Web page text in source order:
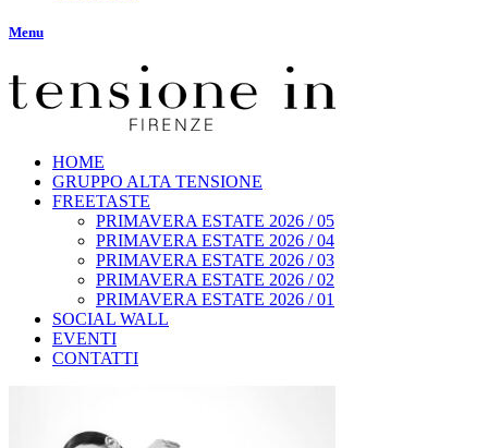
Menu
HOME
GRUPPO ALTA TENSIONE
FREETASTE
PRIMAVERA ESTATE 2026 / 05
PRIMAVERA ESTATE 2026 / 04
PRIMAVERA ESTATE 2026 / 03
PRIMAVERA ESTATE 2026 / 02
PRIMAVERA ESTATE 2026 / 01
SOCIAL WALL
EVENTI
CONTATTI